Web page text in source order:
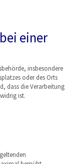
einer
insbesondere
oder des Orts
dass die Verarbeitung
ist.